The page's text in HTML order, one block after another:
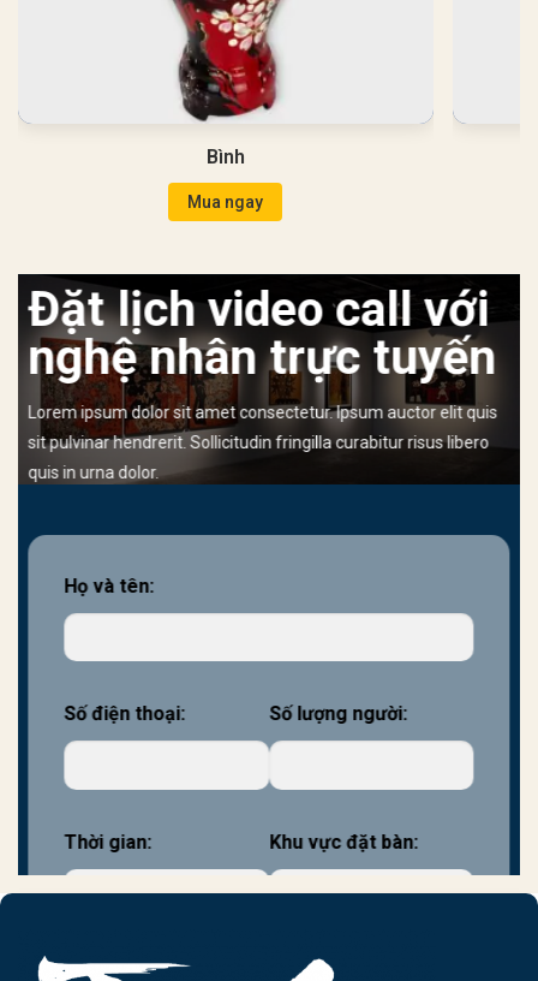
Bình
Mua ngay
Đặt lịch video call với
nghệ nhân trực tuyến
Lorem ipsum dolor sit amet consectetur. Ipsum auctor elit quis
sit pulvinar hendrerit. Sollicitudin fringilla curabitur risus libero
quis in urna dolor.
Họ và tên:
Số điện thoại: Số lượng người:
Thời gian: Khu vực đặt bàn: